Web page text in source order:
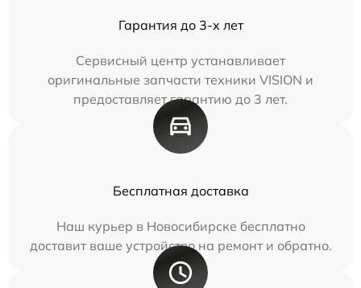
Гарантия до 3-х лет
Сервисный центр устанавливает
оригинальные запчасти техники VISION и
предоставляет гарантию до 3 лет.
Бесплатная доставка
Наш курьер в Новосибирске бесплатно
доставит ваше устройство на ремонт и обратно.